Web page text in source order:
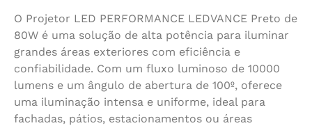
O Projetor LED PERFORMANCE LEDVANCE Preto de
80W é uma solução de alta potência para iluminar
grandes áreas exteriores com eficiência e
confiabilidade. Com um fluxo luminoso de 10000
lumens e um ângulo de abertura de 100º, oferece
uma iluminação intensa e uniforme, ideal para
fachadas, pátios, estacionamentos ou áreas